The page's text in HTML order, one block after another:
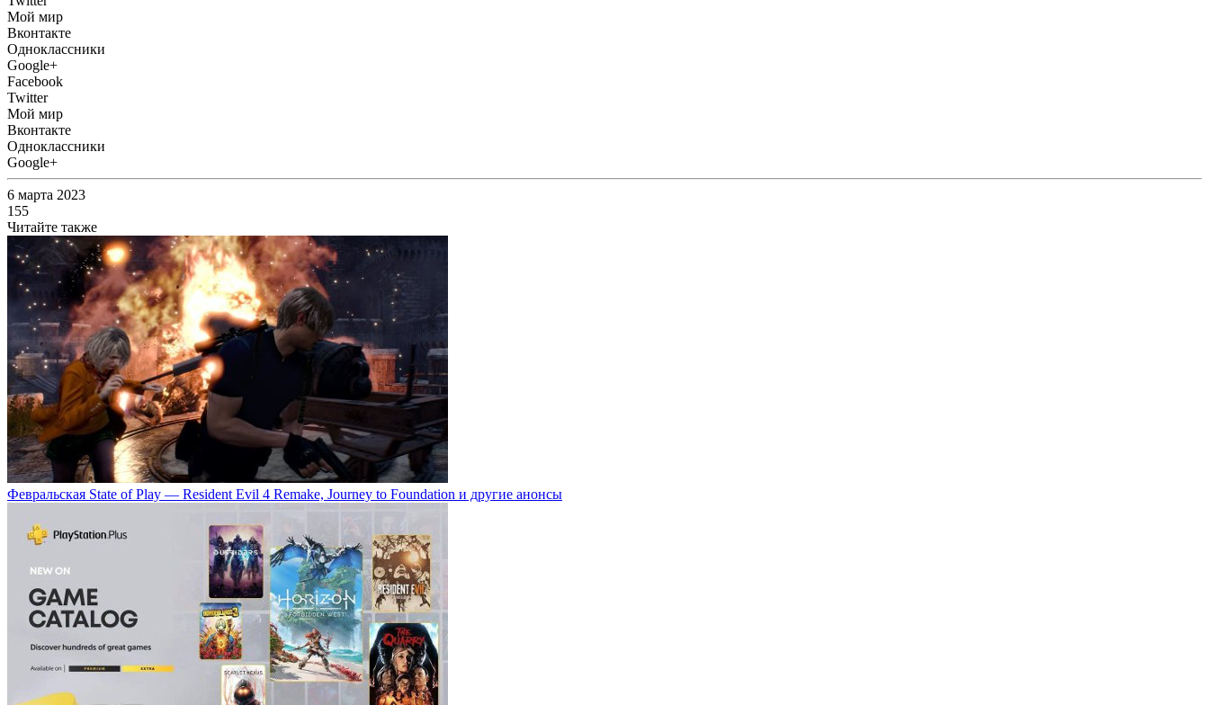
Мой мир
Вконтакте
Одноклассники
Google+
Facebook
Twitter
Мой мир
Вконтакте
Одноклассники
Google+
6 марта 2023
155
Читайте также
Февральская State of Play — Resident Evil 4 Remake, Journey to Foundation и другие анонсы